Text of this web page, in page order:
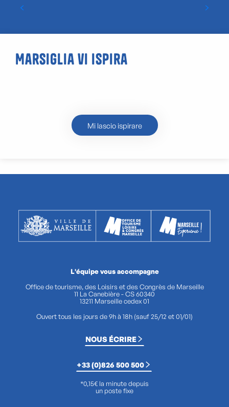
Marsiglia vi ispira
Mi lascio ispirare
L'équipe vous accompagne
Office de tourisme, des Loisirs et des Congrès de Marseille
11 La Canebière - CS 60340
13211 Marseille cedex 01
Ouvert tous les jours de 9h à 18h (sauf 25/12 et 01/01)
NOUS ÉCRIRE
+33 (0)826 500 500
*0,15€ la minute depuis
un poste fixe